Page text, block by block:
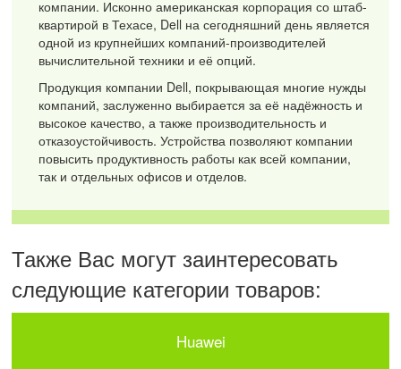
компании. Исконно американская корпорация со штаб-
квартирой в Техасе, Dell на сегодняшний день является
одной из крупнейших компаний-производителей
вычислительной техники и её опций.
Продукция компании Dell, покрывающая многие нужды
компаний, заслуженно выбирается за её надёжность и
высокое качество, а также производительность и
отказоустойчивость. Устройства позволяют компании
повысить продуктивность работы как всей компании,
так и отдельных офисов и отделов.
Также Вас могут заинтересовать
следующие категории товаров:
Huawei